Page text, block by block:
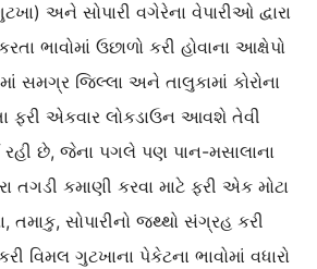
અને સોપારી વગેરેના વેપારીઓ દ્વારા
ભાવોમાં ઉછાળો કરી હોવાના આક્ષેપો
સમગ્ર જિલ્લા અને તાલુકામાં કોરોના
ફરી એકવાર લોકડાઉન આવશે તેવી
રહી છે, જેના પગલે પણ પાન-મસાલાના
તગડી કમાણી કરવા માટે ફરી એક મોટા
તમાકુ, સોપારીનો જથ્થો સંગ્રહ કરી
વિમલ ગુટખાના પેકેટના ભાવોમાં વધારો